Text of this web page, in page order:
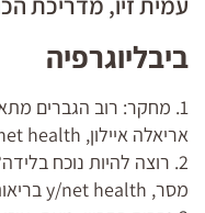
ביבליוגרפיה
1. מחקר: רוב הגברים
אריאלה איילון, y/net health בריאות+, 18/11/2005
2. רוצה להיות נוכח
מסר, y/net health בריאות+ 26/09/2005